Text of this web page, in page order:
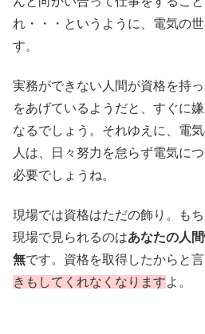
れ・・・というように、電気の
す。
実務ができない人間が資格を持
をあげているようだと、すぐに
なるでしょう。それゆえに、電
人は、日々努力を怠らず電気に
必要でしょうね。
現場では資格はただの飾り。も
現場で見られるのはあなたの人
無です。資格を取得したからと
きもしてくれなくなりますよ。